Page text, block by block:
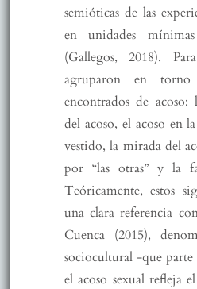
semióticas de las
en unidades
(Gallegos, 2018).
agruparon en torno
encontrados de acoso:
del acoso, el acoso en
vestido, la mirada del
por “las otras” y la
Teóricamente, estos
una clara referencia
Cuenca (2015),
sociocultural -que parte
el acoso sexual refleja